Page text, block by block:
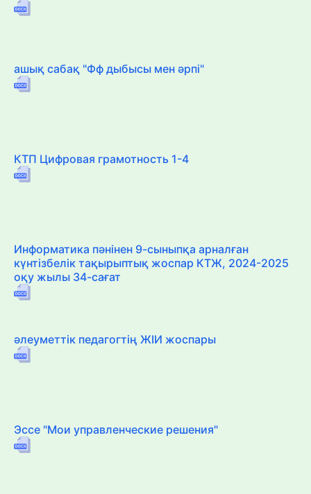
ашық сабақ "Фф дыбысы мен әрпі"
КТП Цифровая грамотность 1-4
Информатика пәнінен 9-сыныпқа арналған
күнтізбелік тақырыптық жоспар КТЖ, 2024-2025
оқу жылы 34-сағат
әлеуметтік педагогтің ЖІИ жоспары
Эссе "Мои управленческие решения"